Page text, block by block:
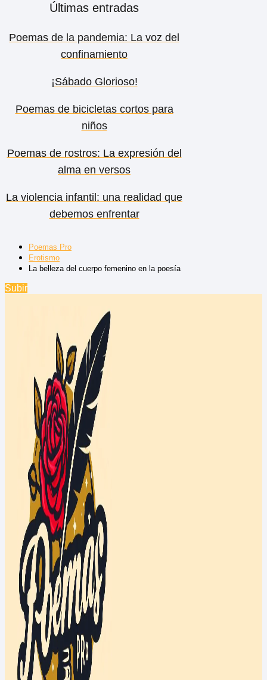
Últimas entradas
Poemas de la pandemia: La voz del
confinamiento
¡Sábado Glorioso!
Poemas de bicicletas cortos para
niños
Poemas de rostros: La expresión del
alma en versos
La violencia infantil: una realidad que
debemos enfrentar
Poemas Pro
Erotismo
La belleza del cuerpo femenino en la poesía
Subir